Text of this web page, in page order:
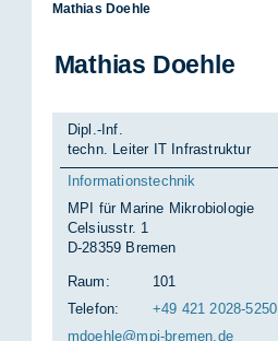
Ma­thi­as Do­eh­le
Ma­thi­as Do­eh­le
Dipl.-Inf.
techn. Leiter IT Infrastruktur
Informationstechnik
MPI für Marine Mikrobiologie
Celsiusstr. 1
D-28359 Bremen
Raum:
101
Telefon:
+49 421 2028-5250
mdo­eh­le@mpi-bre­men.de